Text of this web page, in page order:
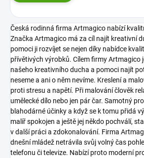
Česká rodinná firma Artmagico nabízí
Značka Artmagico má za cíl najít kreativní
pomoci ji rozvíjet se nejen díky nabídce
přívětivých výrobků. Cílem firmy Artmagico
našeho kreativního ducha a pomoci najít
neseme a ani o něm nevíme. Kreslení a
proti stresu a napětí. Při malování člověk
umělecké dílo nebo jen pár čar. Samotný
blahodárné účinky a když se k tomu přidá
malíř spokojen a ještě jej někdo pochválí,
v další práci a zdokonalování. Firma
dnešní mládež netrávila svůj volný čas
telefonu či televize. Nabízí proto moderní